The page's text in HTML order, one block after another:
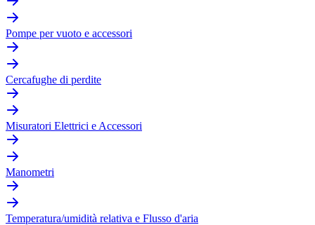
Pompe per vuoto e accessori
Cercafughe di perdite
Misuratori Elettrici e Accessori
Manometri
Temperatura/umidità relativa e Flusso d'aria